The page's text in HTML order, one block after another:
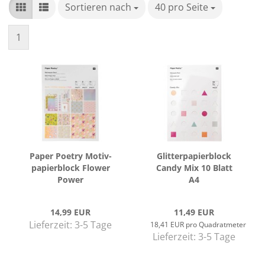
Sortieren nach
Sortieren nach 40 pro Seite
pro Seite
1
Paper Poe­try Mo­tiv­
pa­pier­block Flower
Power
14,99 EUR
Lieferzeit: 3-5 Tage
Glit­ter­pa­pier­block
Candy Mix 10 Blatt
A4
11,49 EUR
18,41 EUR pro Quadratmeter
Lieferzeit: 3-5 Tage